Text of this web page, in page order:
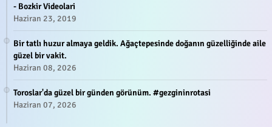
- Bozkir Videolari
Haziran 23, 2019
Bir tatlı huzur almaya geldik. Ağaçtepesinde doğanın güzelliğinde aile
güzel bir vakit.
Haziran 08, 2026
Toroslar'da güzel bir günden görünüm. #gezgininrotasi
Haziran 07, 2026